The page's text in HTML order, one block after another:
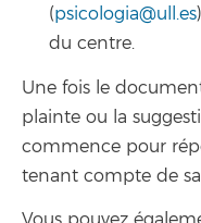
(psicologia@ull.es
du centre.
Une fois le
plainte ou la
commence pour
tenant compte de